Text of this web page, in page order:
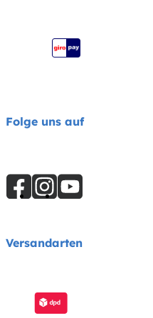
Folge uns auf
Versandarten